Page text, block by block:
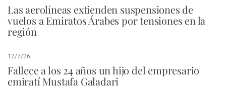
Las aerolíneas extienden suspensiones de
vuelos a Emiratos Árabes por tensiones en la
región
12/7/26
Fallece a los 24 años un hijo del empresario
emiratí Mustafa Galadari